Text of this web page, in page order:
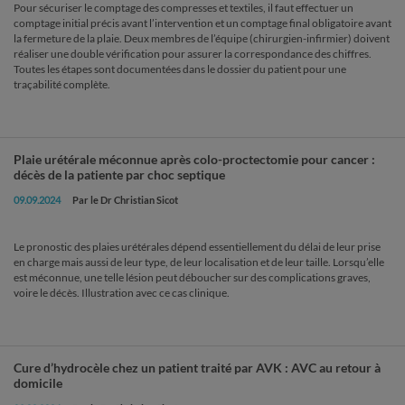
Pour sécuriser le comptage des compresses et textiles, il faut effectuer un
comptage initial précis avant l’intervention et un comptage final obligatoire avant
la fermeture de la plaie. Deux membres de l’équipe (chirurgien-infirmier) doivent
réaliser une double vérification pour assurer la correspondance des chiffres.
Toutes les étapes sont documentées dans le dossier du patient pour une
traçabilité complète.
Plaie urétérale méconnue après colo-proctectomie pour cancer :
décès de la patiente par choc septique
09.09.2024 Par le Dr Christian Sicot
Le pronostic des plaies urétérales dépend essentiellement du délai de leur prise
en charge mais aussi de leur type, de leur localisation et de leur taille. Lorsqu’elle
est méconnue, une telle lésion peut déboucher sur des complications graves,
voire le décès. Illustration avec ce cas clinique.
Cure d’hydrocèle chez un patient traité par AVK : AVC au retour à
domicile